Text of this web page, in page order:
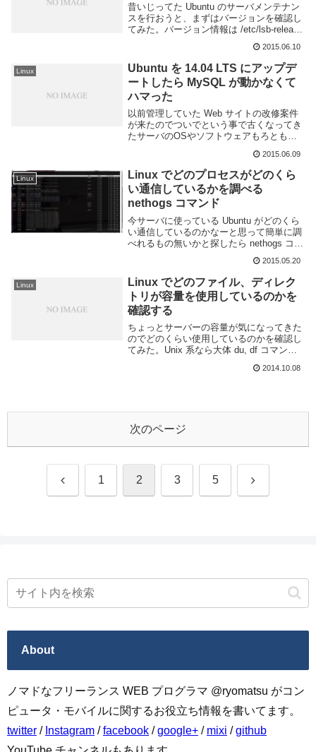
昔いじってた Ubuntu のサーバメンテナン
スを行おうと、まずはバージョンを確認し
てみた。バージョン情報は /etc/lsb-release
確認できる。アップデート前の出力をコピ
ーし忘れたので...
2015.06.10
Linux
Ubuntu を 14.04 LTS にアップデ
ートしたら MySQL が動かなくて
ハマった
以前管理していた Web サイトの改修案件
が来たのでついでという事で古くなってき
たサーバのOSやソフトウェアもろともア
たが MySQL だけ正常に動かなかった。エ
ラーメッセージは以下の通り。パーミッシ
ョ...
2015.06.09
Linux
Linux でどのプロセスがどのくら
い通信しているかを調べる
nethogs コマンド
今サーバに使っている Ubuntu がどのくら
い通信しているのかなーと思って簡単に調
べれるもの無いかと探したら nethogs コマ
nethogs のインストール自分が使っている
のは Ubuntu なので...
2015.05.20
Linux
Linux でどのファイル、ディレク
トリが容量を使用しているのかを
確認する
ちょっとサーバーの容量が気になってきた
のでどのくらい使用しているのかを確認し
てみた。Unix 系なら大体 du, df コマンド
分が良く使うのが Ubuntu なので Linux と
2014.10.08
次のページ
前 1 2 3 5 次
About
ノマドなフリーランス WEB プログラマ @ryomatsu がコン
ピュータ・モバイルに関するお役立ち情報を書いてます。
twitter / Instagram /facebook /google+ / mixi /github